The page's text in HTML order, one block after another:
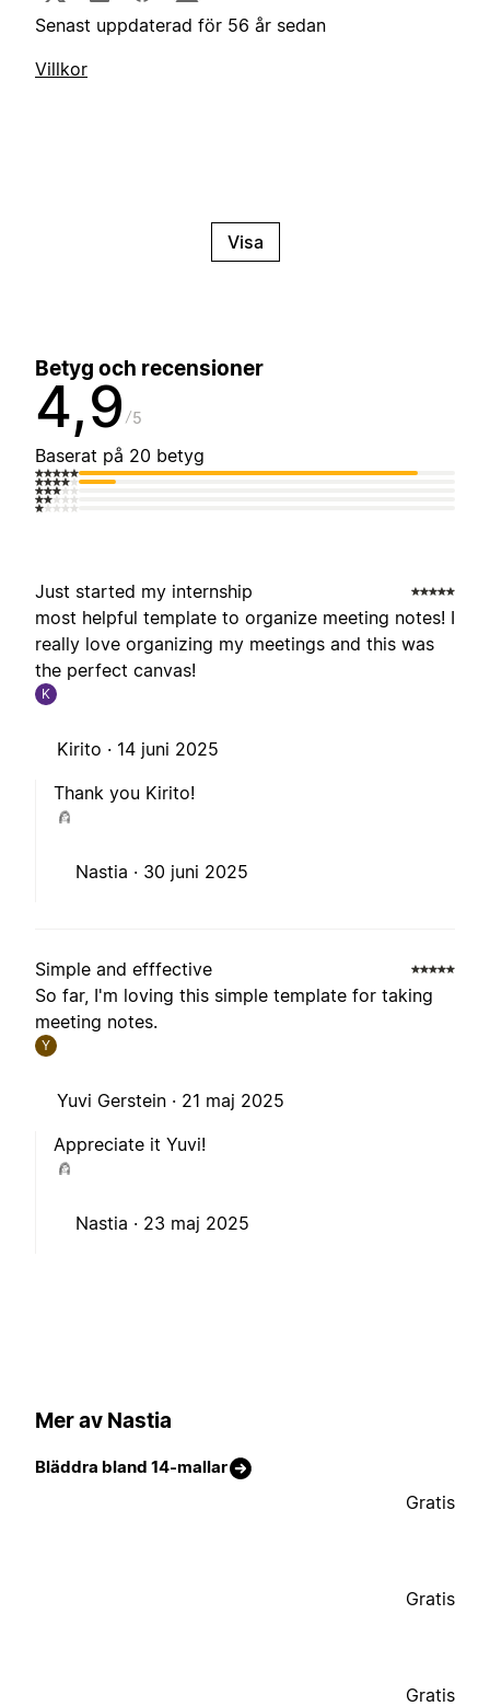
Senast uppdaterad för 56 år sedan
Villkor
Visa
Betyg och recensioner
4,9 5
Baserat på 20 betyg
Just started my internship
most helpful template to organize meeting notes! I
really love organizing my meetings and this was
the perfect canvas!
K
Kirito · 14 juni 2025
Thank you Kirito!
Nastia · 30 juni 2025
Simple and efffective
So far, I'm loving this simple template for taking
meeting notes.
Y
Yuvi Gerstein · 21 maj 2025
Appreciate it Yuvi!
Nastia · 23 maj 2025
Mer av Nastia
Bläddra bland 14-mallar
Gratis
Gratis
Gratis